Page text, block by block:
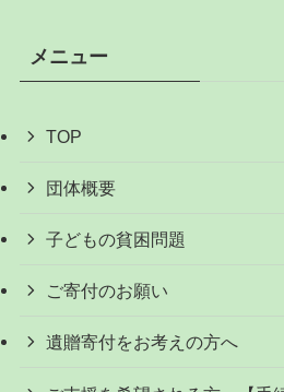
メニュー
TOP
団体概要
子どもの貧困問題
ご寄付のお願い
遺贈寄付をお考えの方へ